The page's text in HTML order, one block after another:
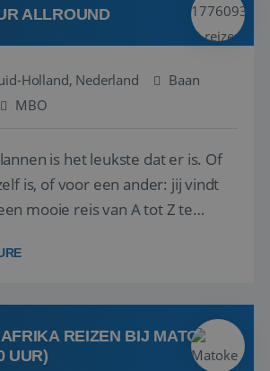
ALLROUND
Holland, Nederland
Baan
MBO
is het leukste dat er is. Of
is, of voor een ander: jij vindt
mooie reis van A tot Z te
de meest prachtige plekjes op
gaat om vragen ...
REIZEN BIJ MATOKE
UUR)